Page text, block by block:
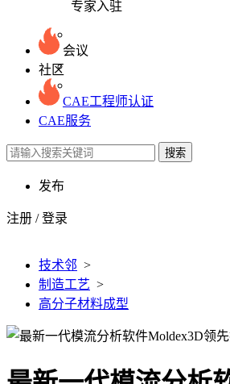
专家入驻
会议
社区
CAE工程师认证
CAE服务
搜索
发布
注册 /登录
技术邻 >
制造工艺 >
高分子材料成型